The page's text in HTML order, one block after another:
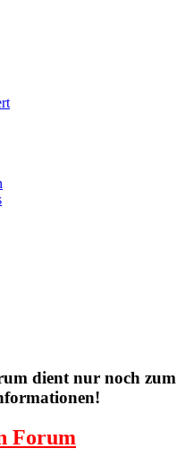
dient nur noch zum
Forum